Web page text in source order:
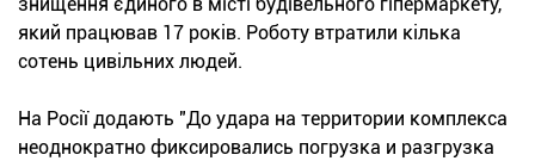
знищення єдиного в місті будівельного гіпермаркету,
який працював 17 років. Роботу втратили кілька
сотень цивільних людей.
На Росії додають "До удара на территории комплекса
неоднократно фиксировались погрузка и разгрузка